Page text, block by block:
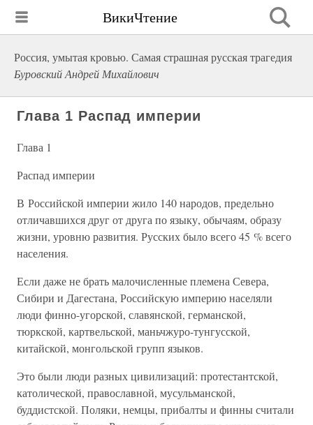
ВикиЧтение
Россия, умытая кровью. Самая страшная русская трагедия
Буровский Андрей Михайлович
Глава 1 Распад империи
Глава 1
Распад империи
В Российской империи жило 140 народов, предельно
отличавшихся друг от друга по языку, обычаям, образу
жизни, уровню развития. Русских было всего 45 % всего
населения.
Если даже не брать малочисленные племена Севера,
Сибири и Дагестана, Российскую империю населяли
люди финно-угорской, славянской, германской,
тюркской, картвельской, маньчжуро-тунгусской,
китайской, монгольской групп языков.
Это были люди разных цивилизаций: протестантской,
католической, православной, мусульманской,
буддистской. Поляки, немцы, прибалты и финны считали